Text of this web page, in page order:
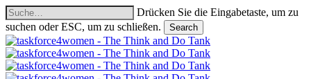
Skip
to
main
content
Drücken Sie die Eingabetaste, um zu
suchen oder ESC, um zu schließen.
Search
Close
Search
Politik Studien